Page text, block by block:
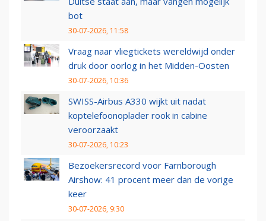
bot
30-07-2026, 11:58
Vraag naar vliegtickets wereldwijd onder
druk door oorlog in het Midden-Oosten
30-07-2026, 10:36
SWISS-Airbus A330 wijkt uit nadat
koptelefoonoplader rook in cabine
veroorzaakt
30-07-2026, 10:23
Bezoekersrecord voor Farnborough
Airshow: 41 procent meer dan de vorige
keer
30-07-2026, 9:30